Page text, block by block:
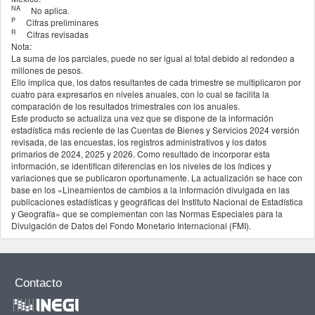
3152 - Confección de prendas de vestir
3161 - Curtido y acabado de cuero y piel
3162 - Fabricación de calzado
3169 - Fabricación de otros productos de cuero, piel y materiales sucedáneos
321 - Industria de la madera
3211 - Aserrado y conservación de la madera
3212 - Fabricación de laminados y aglutinados de madera
3219 - Fabricación de otros productos de madera
322 - Industria del papel
3221 - Fabricación de pulpa, papel y cartón
NA No aplica.
P Cifras preliminares
R
Cifras revisadas
Nota:
La suma de los parciales, puede no ser igual al total debido al redondeo a
millones de pesos.
Ello implica que, los datos resultantes de cada trimestre se multiplicaron por
cuatro para expresarlos en niveles anuales, con lo cual se facilita la
comparación de los resultados trimestrales con los anuales.
Este producto se actualiza una vez que se dispone de la información
estadística más reciente de las Cuentas de Bienes y Servicios 2024 versión
revisada, de las encuestas, los registros administrativos y los datos
primarios de 2024, 2025 y 2026. Como resultado de incorporar esta
información, se identifican diferencias en los niveles de los índices y
variaciones que se publicaron oportunamente. La actualización se hace con
base en los «Lineamientos de cambios a la información divulgada en las
publicaciones estadísticas y geográficas del Instituto Nacional de Estadística
y Geografía» que se complementan con las Normas Especiales para la
Divulgación de Datos del Fondo Monetario Internacional (FMI).
Contacto